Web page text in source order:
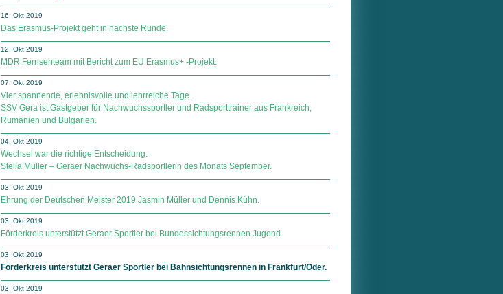
16. Okt 2019
Das Erasmus-Projekt geht in nächste Runde.
12. Okt 2019
MDR Fernsehteam mit Bericht zum EU Erasmus+ -Projekt.
07. Okt 2019
Vier spannende, erlebnisvolle und lehrreiche Tage.
SSV Gera ist Gastgeber für Nachwuchssportler und Radsporttrainer aus Frankreich,
Rumänien und Bulgarien.
04. Okt 2019
Wechsel war die richtige Entscheidung.
Stella Müller – Geraer Nachwuchs-Radsportlerin des Monats September.
03. Okt 2019
Ehrung der Deutschen Meister 2019 Jasmin Müller und Dennis Kühn.
03. Okt 2019
Förderkreis unterstützt Geraer Sportler bei Bundessichtungsrennen Jugend.
03. Okt 2019
Förderkreis unterstützt Geraer Sportler bei Bahnsichtungsrennen in Frankfurt/Oder.
03. Okt 2019